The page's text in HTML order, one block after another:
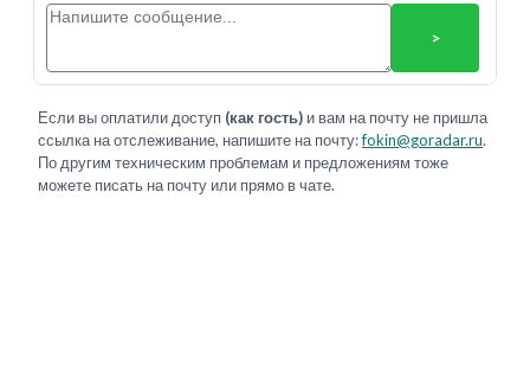
>
Если вы оплатили доступ (как гость) и вам на почту не пришла
ссылка на отслеживание, напишите на почту:fokin@goradar.ru.
По другим техническим проблемам и предложениям тоже
можете писать на почту или прямо в чате.